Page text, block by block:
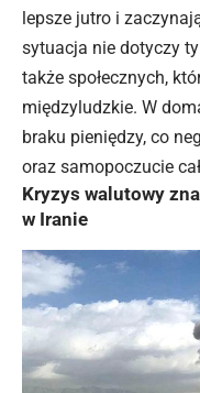
lepsze jutro i
sytuacja nie dotyczy
także społecznych,
międzyludzkie. W
braku pieniędzy, co
oraz samopoczucie
Kryzys walutowy
w Iranie